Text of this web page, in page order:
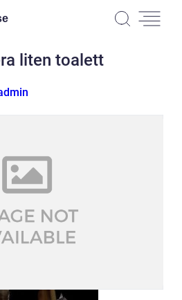
liten toalett